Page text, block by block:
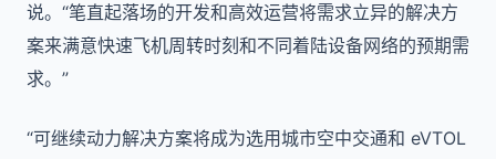
说。“笔直起落场的开发和高效运营将需求立异的解决方
案来满意快速飞机周转时刻和不同着陆设备网络的预期需
求。”
“可继续动力解决方案将成为选用城市空中交通和 eVTOL